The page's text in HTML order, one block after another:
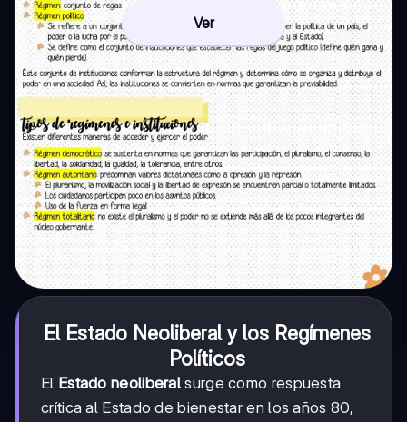
Ver
El Estado Neoliberal y los Regímenes
Políticos
El Estado neoliberal surge como respuesta
crítica al Estado de bienestar en los años 80,